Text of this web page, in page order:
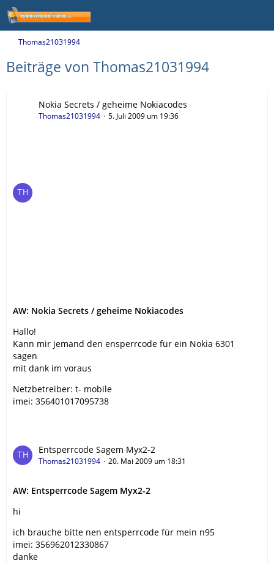
Thomas21031994
Beiträge von Thomas21031994
Nokia Secrets / geheime Nokiacodes
Thomas21031994 5. Juli 2009 um 19:36
AW: Nokia Secrets / geheime Nokiacodes
Hallo!
Kann mir jemand den ensperrcode für ein Nokia 6301
sagen
mit dank im voraus
Netzbetreiber: t- mobile
imei: 356401017095738
Entsperrcode Sagem Myx2-2
Thomas21031994 20. Mai 2009 um 18:31
AW: Entsperrcode Sagem Myx2-2
hi
ich brauche bitte nen entsperrcode für mein n95
imei: 356962012330867
danke